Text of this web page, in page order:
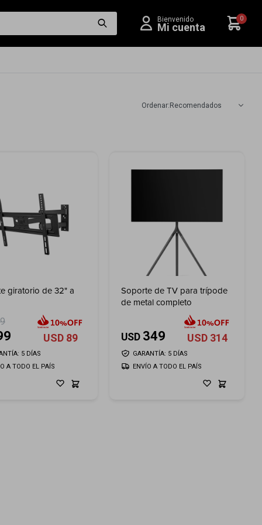
0
Recomendados
giratorio de 32" a
USD 89
5 DÍAS
A TODO EL PAÍS
Soporte de TV para trípode
de metal completo
USD 349 USD 314
GARANTÍA: 5 DÍAS
ENVÍO A TODO EL PAÍS